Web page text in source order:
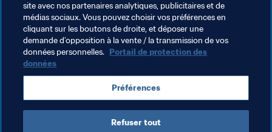
prêts au combat", conclut-il.
Thèmes en lien
Coupe du Monde de Futsal de la FIFA, Lituanie 2021
Uzbekistan AFC
site avec nos partenaires analytiques, publicitaires et de
médias sociaux. Vous pouvez choisir vos préférences en
cliquant sur les boutons de droite, et déposer une
demande d’opposition à la vente / la transmission de vos
données personnelles. Portail de protection des
données
Préférences
Refuser tout